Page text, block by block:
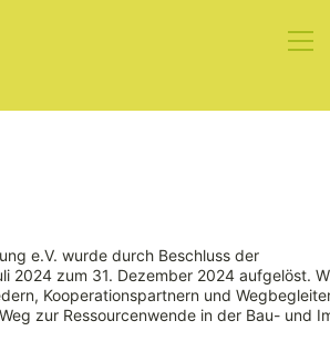
e.V. wurde durch Beschluss der
2024 zum 31. Dezember 2024 aufgelöst.
Kooperationspartnern und
zur Ressourcenwende in der Bau- und